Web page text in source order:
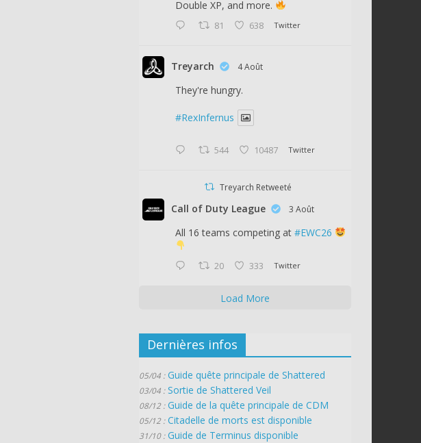
Double XP, and more.
81 638 Twitter
Treyarch 4 Août
They're hungry.
#RexInfernus
544 10487 Twitter
Treyarch Retweeté
Call of Duty League 3 Août
All 16 teams competing at #EWC26
20 333 Twitter
Load More
Dernières infos
05/04 : Guide quête principale de Shattered
03/04 : Sortie de Shattered Veil
08/12 : Guide de la quête principale de CDM
05/12 : Citadelle de morts est disponible
31/10 : Guide de Terminus disponible